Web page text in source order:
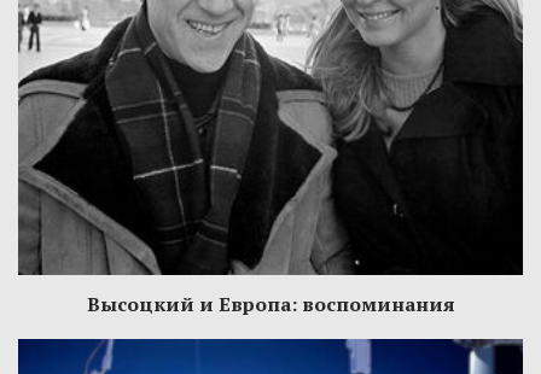
Высоцкий и Европа: воспоминания